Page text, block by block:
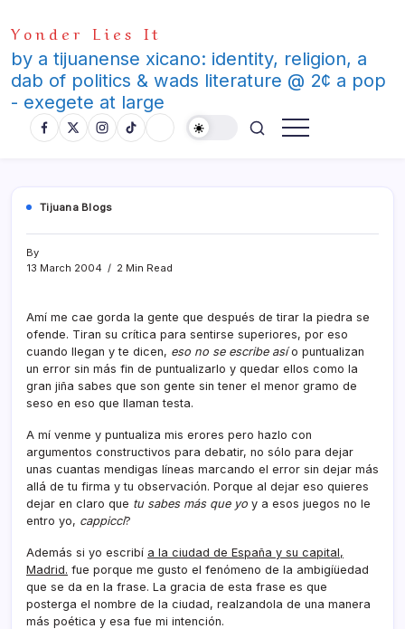
to
content
Yonder Lies It
by a tijuanense xicano: identity, religion, a
dab of politics & wads literature @ 2¢ a pop
- exegete at large
Tijuana Blogs
By
13 March 2004
2 Min Read
Amí­ me cae gorda la gente que después de tirar la piedra se
ofende. Tiran su crí­tica para sentirse superiores, por eso
cuando llegan y te dicen, eso no se escribe así­o puntualizan
un error sin más fin de puntualizarlo y quedar ellos como la
gran jiña sabes que son gente sin tener el menor gramo de
seso en eso que llaman testa.
A mí­ venme y puntualiza mis erores pero hazlo con
argumentos constructivos para debatir, no sólo para dejar
unas cuantas mendigas lí­neas marcando el error sin dejar más
allá de tu firma y tu observación. Porque al dejar eso quieres
dejar en claro que tu sabes más que yo y a esos juegos no le
entro yo, cappicci?
Además si yo escribí­ a la ciudad de España y su capital,
Madrid. fue porque me gusto el fenómeno de la ambigíüedad
que se da en la frase. La gracia de esta frase es que
posterga el nombre de la ciudad, realzandola de una manera
más poética y esa fue mi intención.